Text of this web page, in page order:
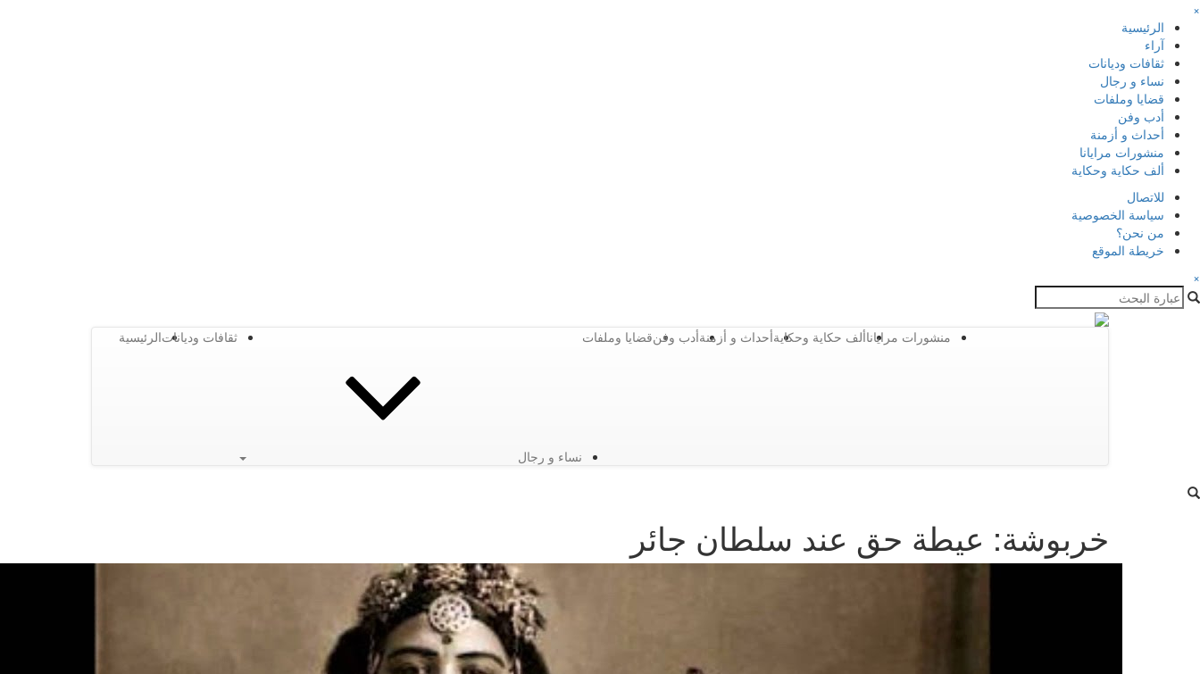
×
الرئيسية
آراء
ثقافات وديانات
نساء و رجال
قضايا وملفات
أدب وفن
أحداث و أزمنة
منشورات مرايانا
ألف حكاية وحكاية
للاتصال
سياسة الخصوصية
من نحن؟
خريطة الموقع
×
الرئيسيةثقافات وديانات
نساء و رجال
قضايا وملفاتأدب وفنأحداث و أزمنةألف حكاية وحكايةمنشورات مرايانا
خربوشة: عيطة حق عند سلطان جائر